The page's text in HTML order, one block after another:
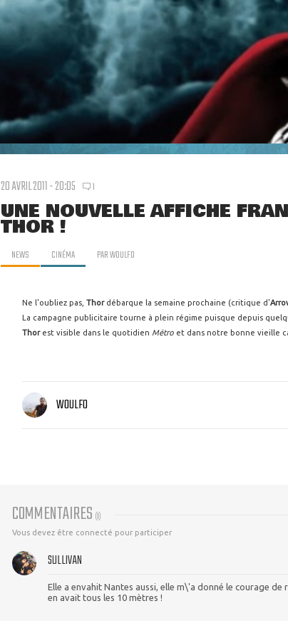
20 AVRIL 2011 - 20:05 1
UNE NOUVELLE AFFICHE
THOR !
NEWS CINÉMA PARWOULFO
Ne l'oubliez pas, Thordébarque la semaine prochaine (critique d'
La campagne publicitaire tourne à plein régime puisque depuis
Thorest visible dans le quotidien Métro et dans notre bonne vieille
WOULFO
COMMENTAIRES (1)
Vous devez être connecté pour participer
SULLIVAN
Elle a envahit Nantes aussi, elle m\'a donné le courage
en avait tous les 10 mètres !